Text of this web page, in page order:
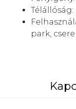
Télállóság:
park,